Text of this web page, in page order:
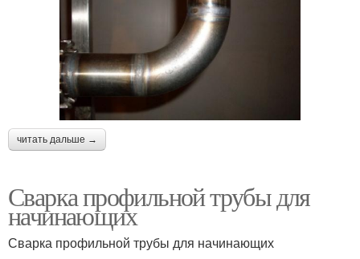
читать дальше →
Сварка профильной трубы для
начинающих
Сварка профильной трубы для начинающих